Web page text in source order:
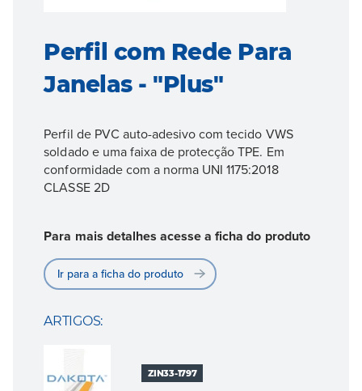
Perfil com Rede Para
Janelas - "Plus"
Perfil de PVC auto-adesivo com tecido VWS
soldado e uma faixa de protecção TPE. Em
conformidade com a norma UNI 1175:2018
CLASSE 2D
Para mais detalhes acesse a ficha do produto
Ir para a ficha do produto
ARTIGOS:
ZIN33-1797